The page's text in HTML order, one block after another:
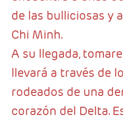
de las bulliciosas y
Chi Minh.
A su llegada,
llevará a través de
rodeados de una
corazón del Delta.